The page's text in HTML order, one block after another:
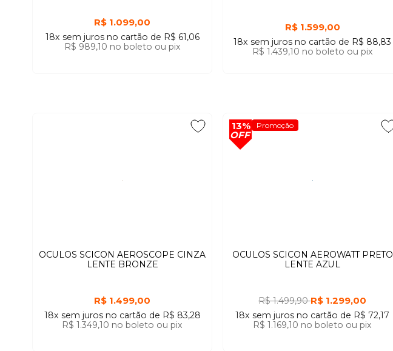
R$ 1.099,00
18x sem juros no cartão de R$ 61,06
R$ 989,10 no boleto ou pix
R$ 1.599,00
18x sem juros no cartão de R$ 88,83
R$ 1.439,10 no boleto ou pix
OCULOS SCICON AEROSCOPE CINZA
LENTE BRONZE
R$ 1.499,00
18x sem juros no cartão de R$ 83,28
R$ 1.349,10 no boleto ou pix
13%
OFF
Promoção
OCULOS SCICON AEROWATT PRETO
LENTE AZUL
R$ 1.499,90R$ 1.299,00
18x sem juros no cartão de R$ 72,17
R$ 1.169,10 no boleto ou pix